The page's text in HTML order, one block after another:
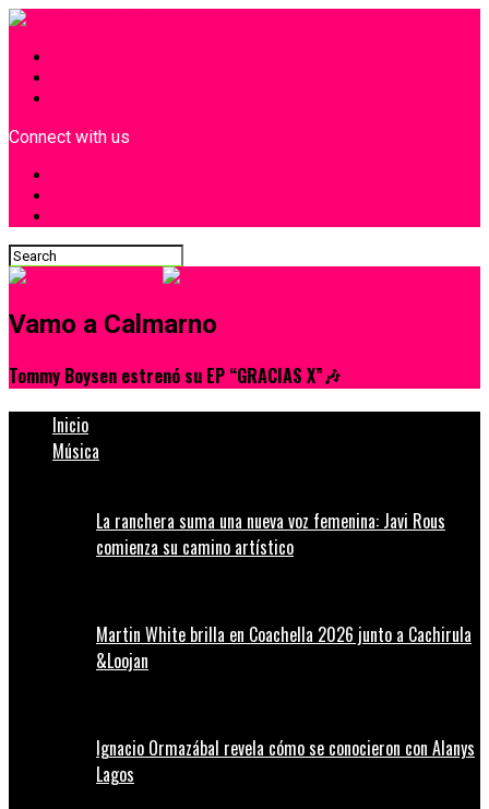
Connect with us
Vamo a Calmarno
Tommy Boysen estrenó su EP “GRACIAS X”🎶
Inicio
Música
La ranchera suma una nueva voz femenina: Javi Rous
comienza su camino artístico
Martin White brilla en Coachella 2026 junto a Cachirula
&Loojan
Ignacio Ormazábal revela cómo se conocieron con Alanys
Lagos